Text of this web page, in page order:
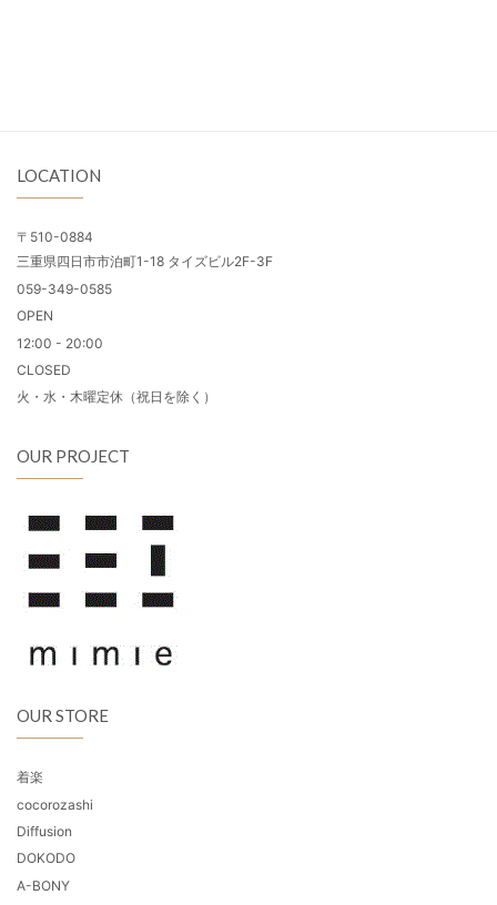
LOCATION
〒510-0884
三重県四日市市泊町1-18 タイズビル2F-3F
059-349-0585
OPEN
12:00 - 20:00
CLOSED
火・水・木曜定休（祝日を除く）
OUR PROJECT
OUR STORE
着楽
cocorozashi
Diffusion
DOKODO
A-BONY